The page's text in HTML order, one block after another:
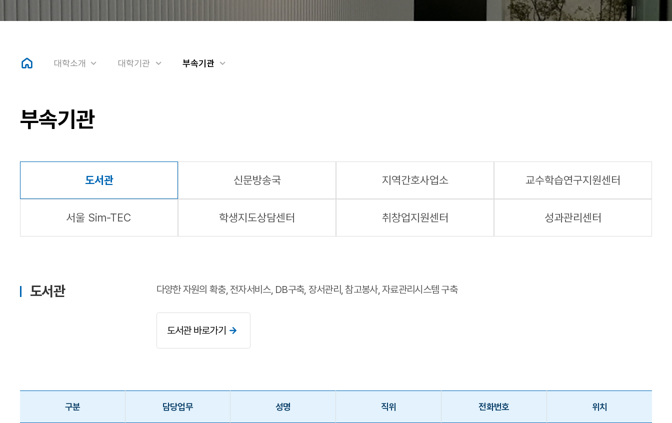
대학소개 대학기관 부속기관
부속기관
도서관 신문방송국 지역간호사업소 교수학습연구지원센터
서울 Sim-TEC 학생지도상담센터 취창업지원센터 성과관리센터
도서관 다양한 자원의 확충, 전자서비스, DB구축, 장서관리, 참고봉사, 자료관리시스템 구축
도서관 바로가기
구분 담당업무 성명 직위 전화번호 위치